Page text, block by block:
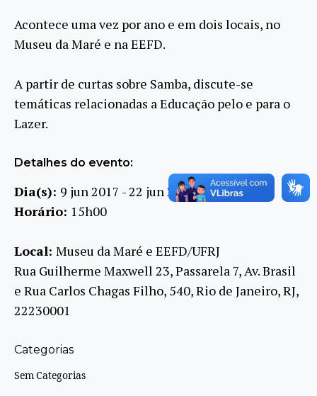
Acontece uma vez por ano e em dois locais, no
Museu da Maré e na EEFD.
A partir de curtas sobre Samba, discute-se
temáticas relacionadas a Educação pelo e para o
Lazer.
Detalhes do evento:
Dia(s): 9 jun 2017 - 22 jun 2017
Horário: 15h00
Local: Museu da Maré e EEFD/UFRJ
Rua Guilherme Maxwell 23, Passarela 7, Av. Brasil
e Rua Carlos Chagas Filho, 540, Rio de Janeiro, RJ,
22230001
Categorias
Sem Categorias